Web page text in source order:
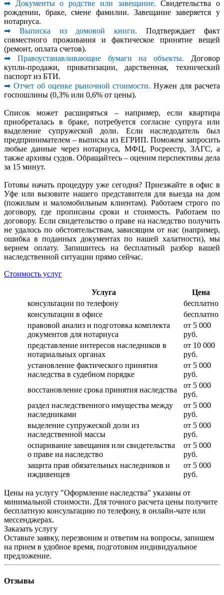
➡ Документы о родстве или завещание. Свидетельства о
рождении, браке, смене фамилии. Завещание заверяется у
нотариуса.
➡ Выписка из домовой книги. Подтверждает факт
совместного проживания и фактическое принятие вещей
(ремонт, оплата счетов).
➡ Правоустанавливающие бумаги на объекты. Договор
купли-продажи, приватизации, дарственная, технический
паспорт из БТИ.
➡ Отчет об оценке рыночной стоимости. Нужен для расчета
госпошлины (0,3% или 0,6% от цены).
Список может расширяться – например, если квартира
приобреталась в браке, потребуется согласие супруга или
выделение супружеской доли. Если наследодатель был
предпринимателем – выписка из ЕГРИП. Поможем запросить
любые данные через нотариуса, МФЦ, Росреестр, ЗАГС, а
также архивы судов. Обращайтесь – оценим перспективы дела
за 15 минут.
Готовы начать процедуру уже сегодня? Приезжайте в офис в
Уфе или вызовите нашего представителя для выезда на дом
(пожилым и маломобильным клиентам). Работаем строго по
договору, где прописаны сроки и стоимость. Работаем по
договору. Если свидетельство о праве на наследство получить
не удалось по обстоятельствам, зависящим от нас (например,
ошибка в поданных документах по нашей халатности), мы
вернем оплату. Запишитесь на бесплатный разбор вашей
наследственной ситуации прямо сейчас.
Стоимость услуг
Услуга
Цена
консультации по телефону
бесплатно
консультации в офисе
бесплатно
правовой анализ и подготовка комплекта
документов для нотариуса
от 5 000
руб.
представление интересов наследников в
нотариальных органах
от 10 000
руб.
установление фактического принятия
наследства в судебном порядке
от 5 000
руб.
восстановление срока принятия наследства
от 5 000
руб.
раздел наследственного имущества между
наследниками
от 5 000
руб.
выделение супружеской доли из
наследственной массы
от 5 000
руб.
оспаривание завещания или свидетельства
о праве на наследство
от 5 000
руб.
защита прав обязательных наследников и
иждивенцев
от 5 000
руб.
Цены на услугу "Оформление наследства" указаны от
минимальной стоимости. Для точного расчета цены получите
бесплатную консультацию по телефону, в онлайн-чате или
мессенджерах.
Заказать услугу
Оставьте заявку, перезвоним и ответим на вопросы, запишем
на прием в удобное время, подготовим индивидуальное
предложение.
Отзывы